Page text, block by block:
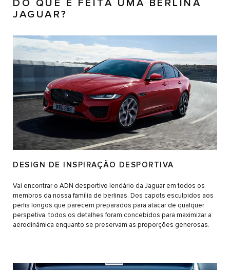
DO QUE É FEITA UMA BERLINA
JAGUAR?
DESIGN DE INSPIRAÇÃO DESPORTIVA
Vai encontrar o ADN desportivo lendário da Jaguar em todos os
membros da nossa família de berlinas. Dos capots esculpidos aos
perfis longos que parecem preparados para atacar de qualquer
perspetiva, todos os detalhes foram concebidos para maximizar a
aerodinâmica enquanto se preservam as proporções generosas.